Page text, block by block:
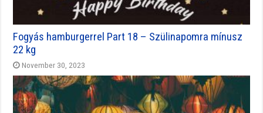
Fogyás hamburgerrel Part 18 – Szülinapomra mínusz
22 kg
November 30, 2023